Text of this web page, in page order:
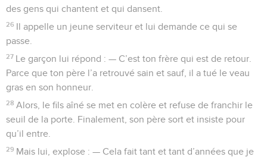
des gens qui chantent et qui dansent.
26 Il appelle un jeune serviteur et lui demande ce qui se
passe.
27 Le garçon lui répond : — C’est ton frère qui est de retour.
Parce que ton père l’a retrouvé sain et sauf, il a tué le veau
gras en son honneur.
28 Alors, le fils aîné se met en colère et refuse de franchir le
seuil de la porte. Finalement, son père sort et insiste pour
qu’il entre.
29 Mais lui, explose : — Cela fait tant et tant d’années que je